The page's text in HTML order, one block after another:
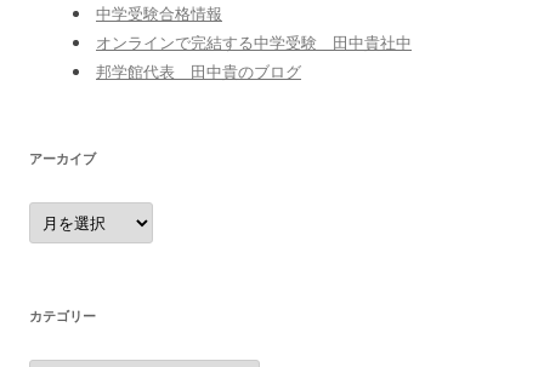
中学受験合格情報
オンラインで完結する中学受験 田中貴社中
邦学館代表 田中貴のブログ
アーカイブ
ア
ー
カ
カテゴリー